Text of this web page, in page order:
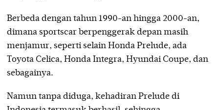
Berbeda dengan tahun 1990-an hingga 2000-an,
dimana sportscar berpenggerak depan masih
menjamur, seperti selain Honda Prelude, ada
Toyota Celica, Honda Integra, Hyundai Coupe, dan
sebagainya.
Namun tanpa diduga, kehadiran Prelude di